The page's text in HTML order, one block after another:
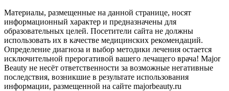
Материалы, размещенные на данной странице, носят
информационный характер и предназначены для
образовательных целей. Посетители сайта не должны
использовать их в качестве медицинских рекомендаций.
Определение диагноза и выбор методики лечения остается
исключительной прерогативой вашего лечащего врача! Major
Beauty не несёт ответственности за возможные негативные
последствия, возникшие в результате использования
информации, размещенной на сайте majorbeauty.ru